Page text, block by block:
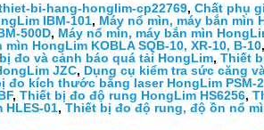
bi-hang-honglim-cp22769, Chất phụ
IBM-101, Máy nổ mìn, máy bắn mìn
500D, Máy nổ mìn, máy bắn mìn
HongLim KOBLA SQB-10, XR-10, B-10,
đo và cảnh báo quá tải HongLim, Thiết
JZC, Dụng cụ kiểm tra sức căng
đo kích thước bằng laser HongLim PSM-
, Thiết bị đo độ rung HongLim HS6256,
01, Thiết bị đo độ rung, độ ồn nổ